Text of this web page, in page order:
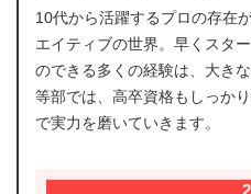
10代から活躍するプロの存在
エイティブの世界。早くスタ
のできる多くの経験は、大き
等部では、高卒資格もしっか
で実力を磨いていきます。
2